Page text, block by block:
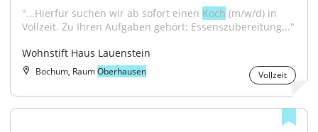
"...Hierfür suchen wir ab sofort einen Koch (m/w/d) in
Vollzeit. Zu Ihren Aufgaben gehört: Essenszubereitung..."
Wohnstift Haus Lauenstein
Bochum, RaumOberhausen Vollzeit